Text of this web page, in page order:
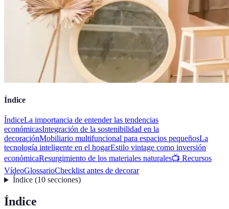
Índice
ÍndiceLa importancia de entender las tendencias
económicasIntegración de la sostenibilidad en la
decoraciónMobiliario multifuncional para espacios pequeñosLa
tecnología inteligente en el hogarEstilo vintage como inversión
económicaResurgimiento de los materiales naturales📺 Recursos
VídeoGlossarioChecklist antes de decorar
Índice(10 secciones)
Índice